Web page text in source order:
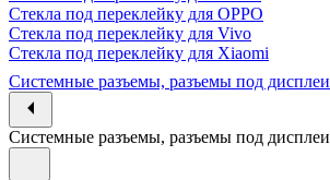
Стекла под переклейку для OPPO
Стекла под переклейку для Vivo
Стекла под переклейку для Xiaomi
Системные разъемы, разъемы под дисплеи
Системные разъемы, разъемы под дисплеи